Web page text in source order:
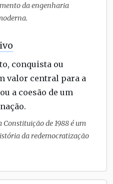
da engenharia
conquista ou
valor central para a
a coesão de um
de 1988 é um
da redemocratização